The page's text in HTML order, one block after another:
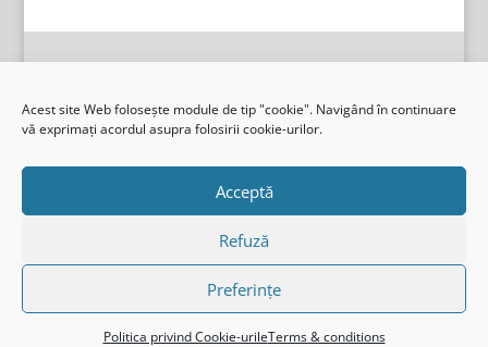
Acest site Web folosește module de tip "cookie". Navigând în continuare
vă exprimați acordul asupra folosirii cookie-urilor.
Acceptă
Refuză
Preferințe
Politica privind Cookie-urileTerms & conditions
I.S.J, Gorj